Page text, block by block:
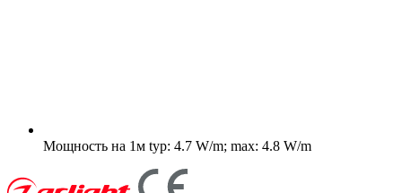
Мощность на 1м typ: 4.7 W/m; max: 4.8 W/m